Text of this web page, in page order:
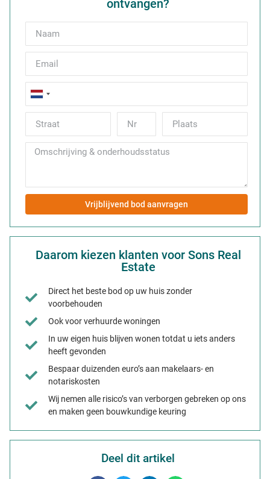
ontvangen?
Netherlands
+31
Vrijblijvend bod aanvragen
Daarom kiezen klanten voor Sons Real
Estate
Direct het beste bod op uw huis zonder
voorbehouden
Ook voor verhuurde woningen
In uw eigen huis blijven wonen totdat u iets anders
heeft gevonden
Bespaar duizenden euro’s aan makelaars- en
notariskosten
Wij nemen alle risico’s van verborgen gebreken op ons
en maken geen bouwkundige keuring
Deel dit artikel